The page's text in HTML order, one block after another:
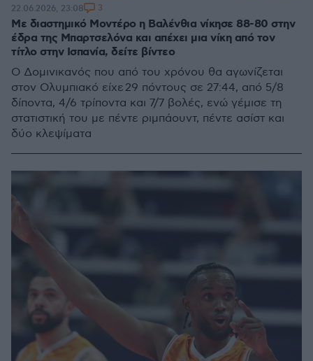
Με διαστημικό Μοντέρο η Βαλένθια νίκησε 88-80 στην
έδρα της Μπαρτσελόνα και απέχει μια νίκη από τον
τίτλο στην Ισπανία, δείτε βίντεο
Ο Δομινικανός που από του χρόνου θα αγωνίζεται
στον Ολυμπιακό είχε 29 πόντους σε 27:44, από 5/8
δίποντα, 4/6 τρίποντα και 7/7 βολές, ενώ γέμισε τη
στατιστική του με πέντε ριμπάουντ, πέντε ασίστ και
δύο κλεψίματα
22.06.2026, 23:08 3